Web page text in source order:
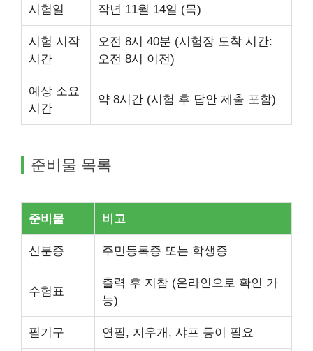
시험일 작년 11월 14일 (목)
시험 시작
시간
오전 8시 40분 (시험장 도착 시간:
오전 8시 이전)
예상 소요
시간
약 8시간 (시험 후 답안 제출 포함)
준비물 목록
준비물 비고
신분증 주민등록증 또는 학생증
수험표
출력 후 지참 (온라인으로 확인 가
능)
필기구 연필, 지우개, 샤프 등이 필요